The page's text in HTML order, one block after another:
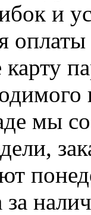
и
карту
мы
за